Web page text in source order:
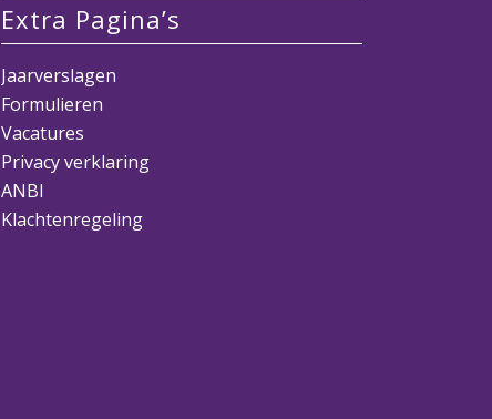
Extra Pagina’s
Jaarverslagen
Formulieren
Vacatures
Privacy verklaring
ANBI
Klachtenregeling